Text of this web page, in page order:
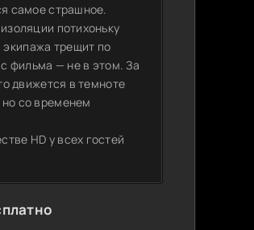
самое страшное.
потихоньку
трещит по
фильма — не в этом. За
движется в темноте
со временем
HD у всех гостей